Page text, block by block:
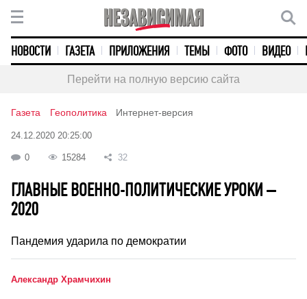
НОВОСТИ ГАЗЕТА ПРИЛОЖЕНИЯ ТЕМЫ ФОТО ВИДЕО
Перейти на полную версию сайта
Газета Геополитика Интернет-версия
24.12.2020 20:25:00
0 15284 32
ГЛАВНЫЕ ВОЕННО-ПОЛИТИЧЕСКИЕ УРОКИ –
2020
Пандемия ударила по демократии
Александр Храмчихин